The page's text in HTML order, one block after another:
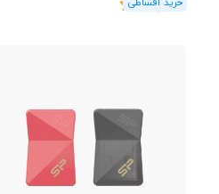
(1رای)
5